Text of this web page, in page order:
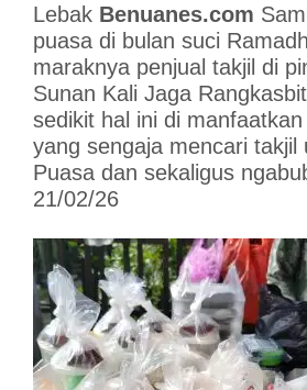
Lebak Benuanes.com
puasa di bulan suci
maraknya penjual takjil di
Sunan Kali Jaga
sedikit hal ini di
yang sengaja mencari takjil
Puasa dan sekaligus
21/02/26